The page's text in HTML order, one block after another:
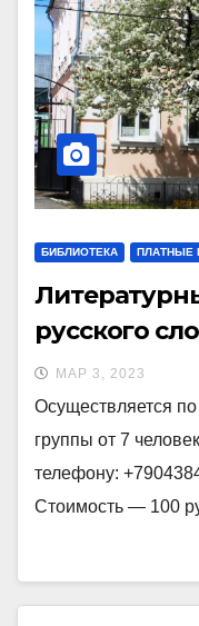
БИБЛИОТЕКА ПЛАТНЫЕ
русского
МАР 3, 2023
Осуществляется
группы от 7
телефону:
Стоимость — 100